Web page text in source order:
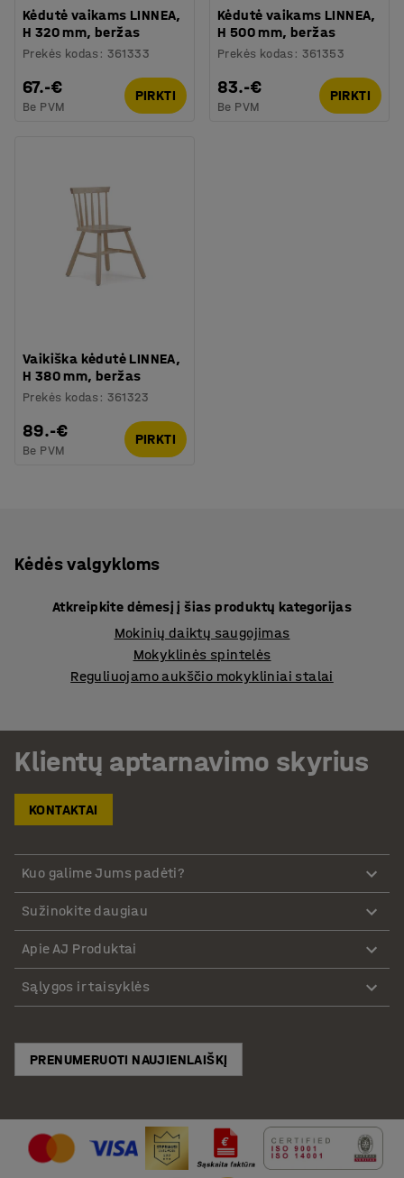
Kėdutė vaikams LINNEA,
H 320 mm, beržas
Prekės kodas : 361333
67.-€
Be PVM
PIRKTI
Kėdutė vaikams LINNEA,
H 500 mm, beržas
Prekės kodas : 361353
83.-€
Be PVM
PIRKTI
Vaikiška kėdutė LINNEA,
H 380 mm, beržas
Prekės kodas : 361323
89.-€
Be PVM
PIRKTI
Kėdės valgykloms
Atkreipkite dėmesį į šias produktų kategorijas
Mokinių daiktų saugojimas
Mokyklinės spintelės
Reguliuojamo aukščio mokykliniai stalai
Klientų aptarnavimo skyrius
KONTAKTAI
Kuo galime Jums padėti?
Sužinokite daugiau
Apie AJ Produktai
Sąlygos ir taisyklės
PRENUMERUOTI NAUJIENLAIŠKĮ